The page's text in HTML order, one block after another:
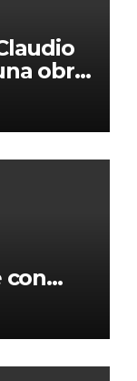
obra
a más
con